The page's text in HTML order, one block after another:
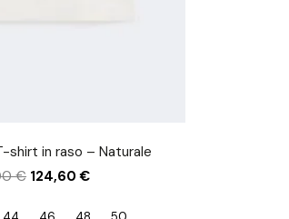
shirt in raso – Naturale
€ 124,60€